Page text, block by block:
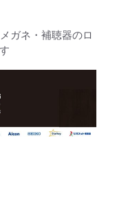
ガネ・補聴器のロ